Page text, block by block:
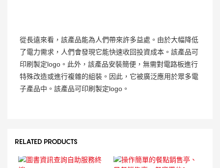
從長遠來看，該產品能為人們帶來許多益處。由於大幅降低
了電力需求，人們會發現它能快速收回投資成本。該產品可
印刷製定logo。此外，該產品安裝簡便，無需對電路板進行
特殊改造或進行複雜的組裝。因此，它被廣泛應用於眾多電
子產品中。該產品可印刷製定logo。
RELATED PRODUCTS